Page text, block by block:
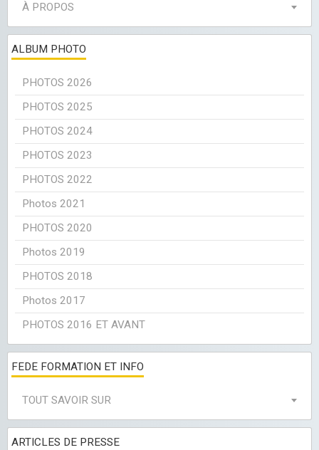
À PROPOS
ALBUM PHOTO
PHOTOS 2026
PHOTOS 2025
PHOTOS 2024
PHOTOS 2023
PHOTOS 2022
Photos 2021
PHOTOS 2020
Photos 2019
PHOTOS 2018
Photos 2017
PHOTOS 2016 ET AVANT
FEDE FORMATION ET INFO
TOUT SAVOIR SUR
ARTICLES DE PRESSE